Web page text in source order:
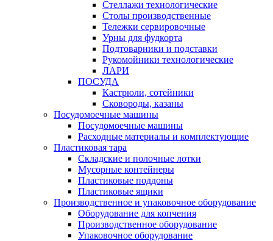
Стеллажи технологические
Столы производственные
Тележки сервировочные
Урны для фудкорта
Подтоварники и подставки
Рукомойники технологические
ЛАРИ
ПОСУДА
Кастрюли, сотейники
Сковороды, казаны
Посудомоечные машины
Посудомоечные машины
Расходные материалы и комплектующие
Пластиковая тара
Складские и полочные лотки
Мусорные контейнеры
Пластиковые поддоны
Пластиковые ящики
Производственное и упаковочное оборудование
Оборудование для копчения
Производственное оборудование
Упаковочное оборудование